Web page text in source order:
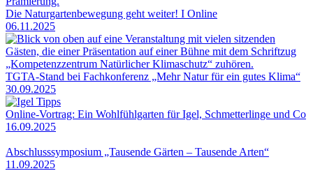
Die Naturgartenbewegung geht weiter! I Online
06.11.2025
TGTA-Stand bei Fachkonferenz „Mehr Natur für ein gutes Klima“
30.09.2025
Online-Vortrag: Ein Wohlfühlgarten für Igel, Schmetterlinge und Co
16.09.2025
Abschlusssymposium „Tausende Gärten – Tausende Arten“
11.09.2025